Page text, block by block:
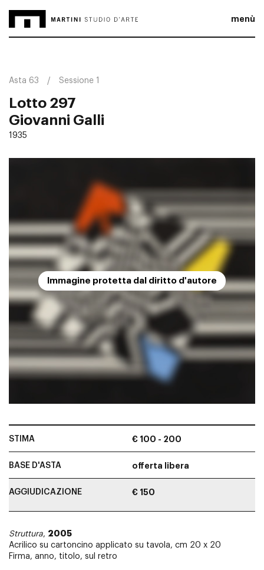
menù
Asta 63 Sessione 1
Lotto 297
Giovanni Galli
1935
Immagine protetta dal diritto d'autore
STIMA € 100 - 200
BASE D'ASTA offerta libera
AGGIUDICAZIONE € 150
Struttura, 2005
Acrilico su cartoncino applicato su tavola, cm 20 x 20
Firma, anno, titolo, sul retro